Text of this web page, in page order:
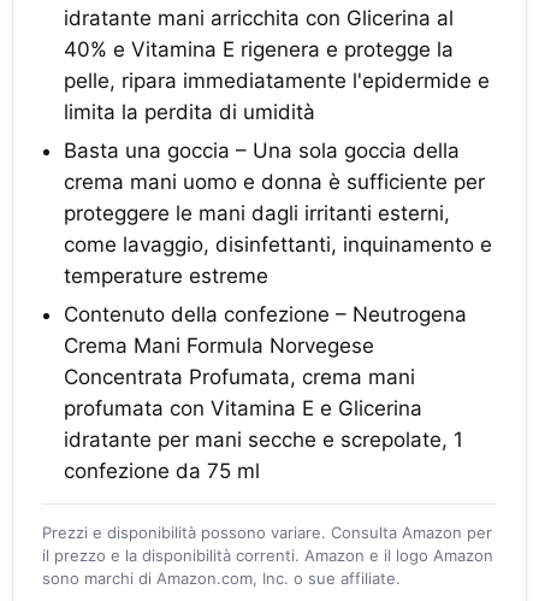
idratante mani arricchita con Glicerina al
40% e Vitamina E rigenera e protegge la
pelle, ripara immediatamente l'epidermide e
limita la perdita di umidità
Basta una goccia – Una sola goccia della
crema mani uomo e donna è sufficiente per
proteggere le mani dagli irritanti esterni,
come lavaggio, disinfettanti, inquinamento e
temperature estreme
Contenuto della confezione – Neutrogena
Crema Mani Formula Norvegese
Concentrata Profumata, crema mani
profumata con Vitamina E e Glicerina
idratante per mani secche e screpolate, 1
confezione da 75 ml
Prezzi e disponibilità possono variare. Consulta Amazon per
il prezzo e la disponibilità correnti. Amazon e il logo Amazon
sono marchi di Amazon.com, Inc. o sue affiliate.